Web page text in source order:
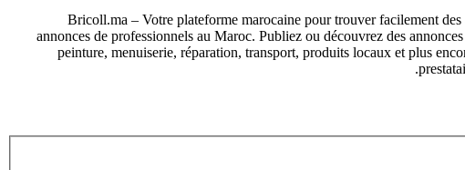
Bricoll.ma – Votre plateforme marocaine pour trouver facilement des
annonces de professionnels au Maroc. Publiez ou découvrez des
peinture, menuiserie, réparation, transport, produits locaux et plus